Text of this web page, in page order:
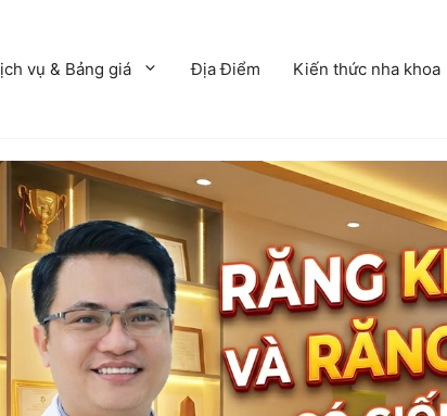
vụ & Bảng giá Địa Điểm Kiến thức nha khoa